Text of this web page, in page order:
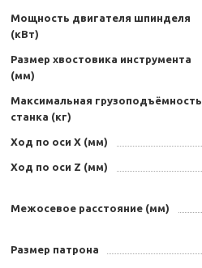
Мощность двигателя шпинделя
(кВт)
Размер хвостовика инструмента
(мм)
Максимальная грузоподъёмность
станка (кг)
Ход по оси X (мм)
Ход по оси Z (мм)
Межосевое расстояние (мм)
Размер патрона